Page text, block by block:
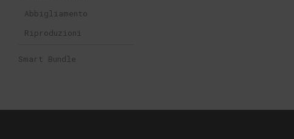
Abbigliamento
Riproduzioni
Smart Bundle